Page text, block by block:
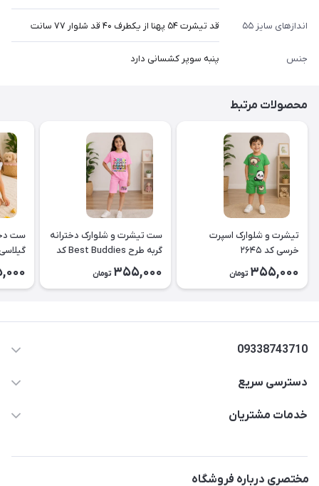
اندازهای سایز ۵۵ قد تیشرت ۵۴ پهنا از یکطرف ۴۰ قد شلوار ۷۷ سانت
جنس پنبه سوپر کشسانی دارد
محصولات مرتبط
تیشرت و شلوارک اسپرت
خرسی کد ۲۶۴۵
355,000 تومان
ست تیشرت و شلوارک دخترانه
گربه طرح Best Buddies کد
355,000 تومان
ست
09338743710
دسترسی سریع
حساب کاربری
لیست محصولات
خدمات مشتریان
مختصری درباره فروشگاه